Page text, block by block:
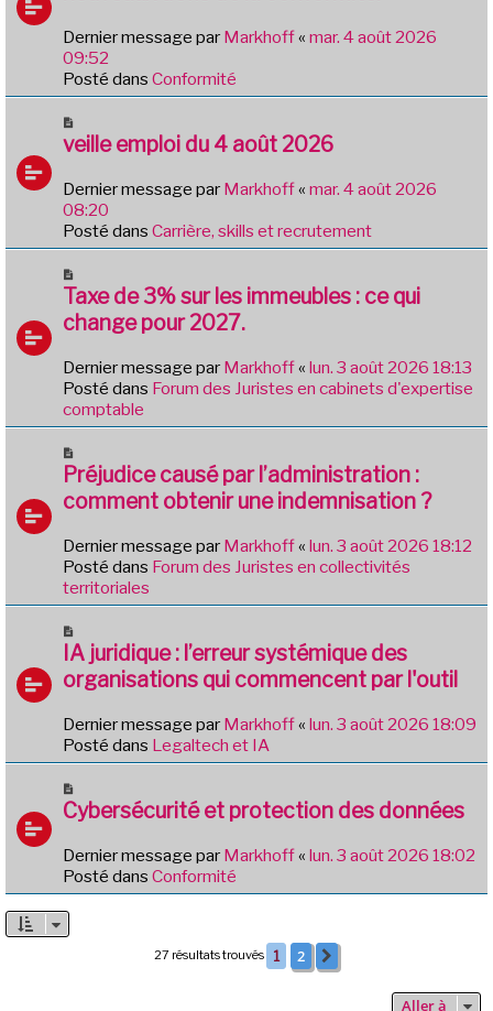
a
u
m
s
g
e
Dernier message par Markhoff« mar. 4 août 2026
09:52
Posté dans Conformité
o
v
e
a
u
e
s
s
g
e
veille emploi du 4 août 2026
Dernier message par Markhoff« mar. 4 août 2026
08:20
Posté dans Carrière, skills et recrutement
o
u
v
a
u
m
s
a
e
Taxe de 3% sur les immeubles : ce qui
change pour 2027.
Dernier message par Markhoff« lun. 3 août 2026 18:13
Posté dans Forum des Juristes en cabinets d'expertise
comptable
o
u
v
a
u
m
s
a
e
Préjudice causé par l’administration :
comment obtenir une indemnisation ?
Dernier message par Markhoff« lun. 3 août 2026 18:12
Posté dans Forum des Juristes en collectivités
territoriales
o
u
v
a
u
s
a
g
e
IA juridique : l’erreur systémique des
organisations qui commencent par l'outil
Dernier message par Markhoff« lun. 3 août 2026 18:09
Posté dans Legaltech et IA
o
u
v
e
a
Cybersécurité et protection des données
Dernier message par Markhoff« lun. 3 août 2026 18:02
Posté dans Conformité
27 résultats trouvés 1 2
Aller à